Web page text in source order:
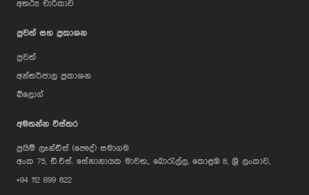
අතථ්‍ය චාරිකාව
පුවත් සහ ප්‍රකාශන
පුවත්
අන්තර්ජාල ප්‍රකාශන
බ්ලොග්
අමතන්න විස්තර
ප්‍රයිම් ලෑන්ඩ්ස් (පෞද්) සමාගම
අංක 75, ඩී.එස්. සේනානායක මාවත,, බොරැල්ල, කොළඹ 8, ශ්‍රී ලංකාව,
+94 112 699 822
Hi, I'm Prime Bee, Your AI